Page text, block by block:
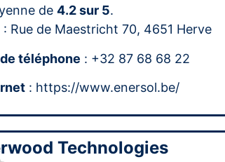
de 4.2 sur 5.
: Rue de Maestricht 70, 4651 Herve
téléphone : +32 87 68 68 22
: https://www.enersol.be/
Technologies